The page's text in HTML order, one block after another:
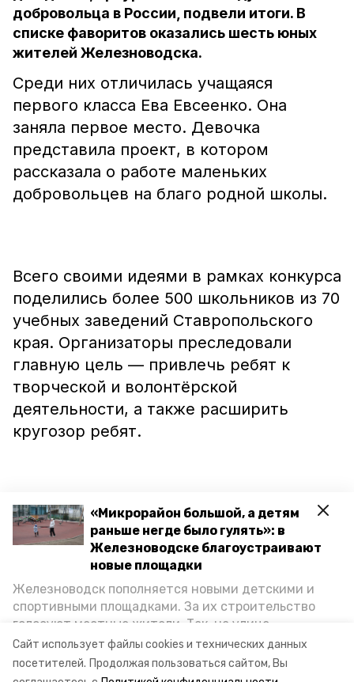
Сайт использует файлы cookies и технических данных
посетителей. Продолжая пользоваться сайтом, Вы
«Микрорайон большой, а детям
раньше негде было гулять»: в
Железноводске благоустраивают
новые площадки
Железноводск пополняется новыми детскими и
спортивными площадками. За их строительство
голосуют местные жители. Так, на улице
Октябрьской уже появилось современное
пространство для отдыха, а в Иноземцеве
приступили к возведению большой спортплощадки.
добровольца в России, подвели итоги. В
списке фаворитов оказались шесть юных
жителей Железноводска.
Среди них отличилась учащаяся
первого класса Ева Евсеенко. Она
заняла первое место. Девочка
представила проект, в котором
рассказала о работе маленьких
добровольцев на благо родной школы.
Всего своими идеями в рамках конкурса
поделились более 500 школьников из 70
учебных заведений Ставропольского
края. Организаторы преследовали
главную цель — привлечь ребят к
творческой и волонтёрской
деятельности, а также расширить
кругозор ребят.
Церемония награждения намечена на
декабрь. Лауреаты соберутся в
Ставрополе.
Ранее в Краснодаре «озолотились»
танцоры Железноводска.